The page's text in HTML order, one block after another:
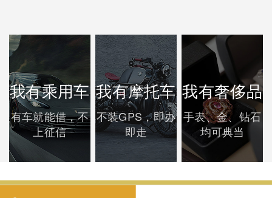
我有乘用车
有车就能借，不
上征信
我有摩托车
不装GPS，即办
即走
我有奢侈品
手表、金、钻石
均可典当